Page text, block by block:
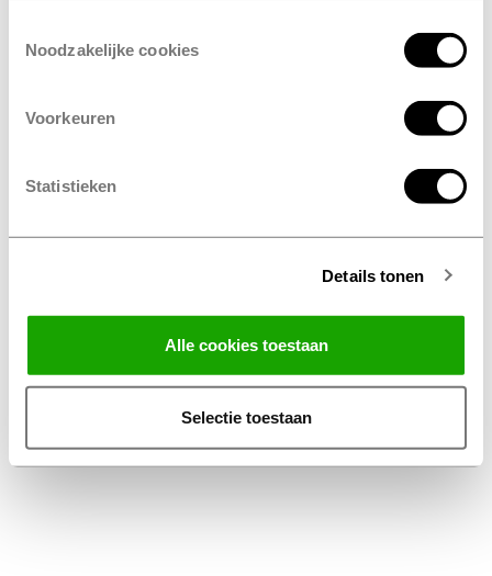
Noodzakelijke cookies
Voorkeuren
Statistieken
Details tonen
Alle cookies toestaan
Selectie toestaan
Algemene Voorwaarden Thuiswinkel
Privacy Statement Profile Nederland B.V.
Disclaimer